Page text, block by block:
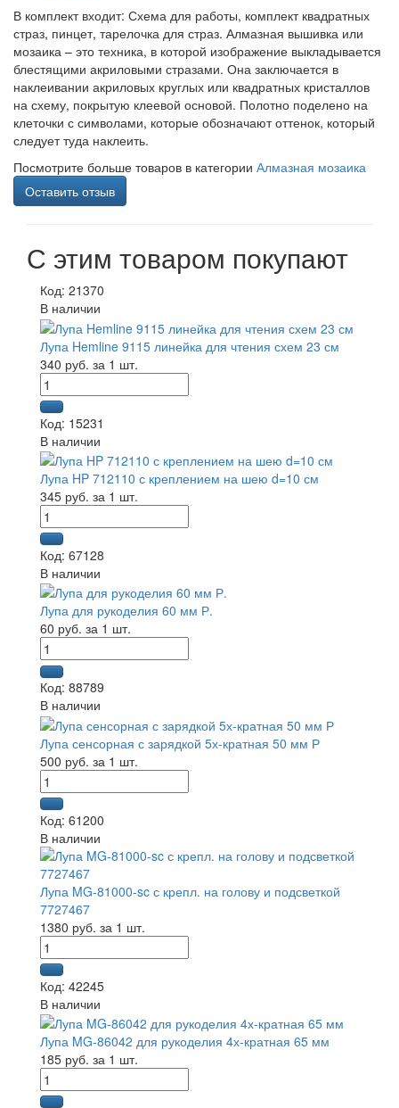
В комплект входит: Схема для работы, комплект квадратных
страз, пинцет, тарелочка для страз. Алмазная вышивка или
мозаика – это техника, в которой изображение выкладывается
блестящими акриловыми стразами. Она заключается в
наклеивании акриловых круглых или квадратных кристаллов
на схему, покрытую клеевой основой. Полотно поделено на
клеточки с символами, которые обозначают оттенок, который
следует туда наклеить.
Посмотрите больше товаров в категории Алмазная мозаика
Оставить отзыв
С этим товаром покупают
Код: 21370
В наличии
Лупа Hemline 9115 линейка для чтения схем 23 см
340 руб. за 1 шт.
Код: 15231
В наличии
Лупа HP 712110 с креплением на шею d=10 см
345 руб. за 1 шт.
Код: 67128
В наличии
Лупа для рукоделия 60 мм Р.
60 руб. за 1 шт.
Код: 88789
В наличии
Лупа сенсорная с зарядкой 5х-кратная 50 мм Р
500 руб. за 1 шт.
Код: 61200
В наличии
Лупа MG-81000-sc с крепл. на голову и подсветкой
7727467
1380 руб. за 1 шт.
Код: 42245
В наличии
Лупа MG-86042 для рукоделия 4х-кратная 65 мм
185 руб. за 1 шт.